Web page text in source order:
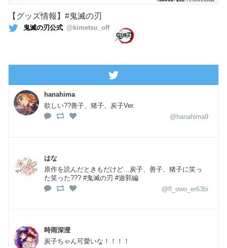
【グッズ情報】#鬼滅の刃
鬼滅の刃公式 @kimetsu_off
hanahima
欲しい??善子、猪子、炭子Ver.
@hanahima9
はな
原作を読んだときもだけど…炭子、善子、猪子に笑っ
た笑った??? #鬼滅の刃 #遊郭編
@fl_owo_er63bi
時雨深澄
炭子ちゃん可愛いな！！！！